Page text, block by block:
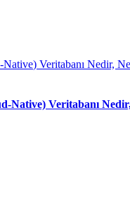
Veritabanı Nedir,
Native) Veritabanı